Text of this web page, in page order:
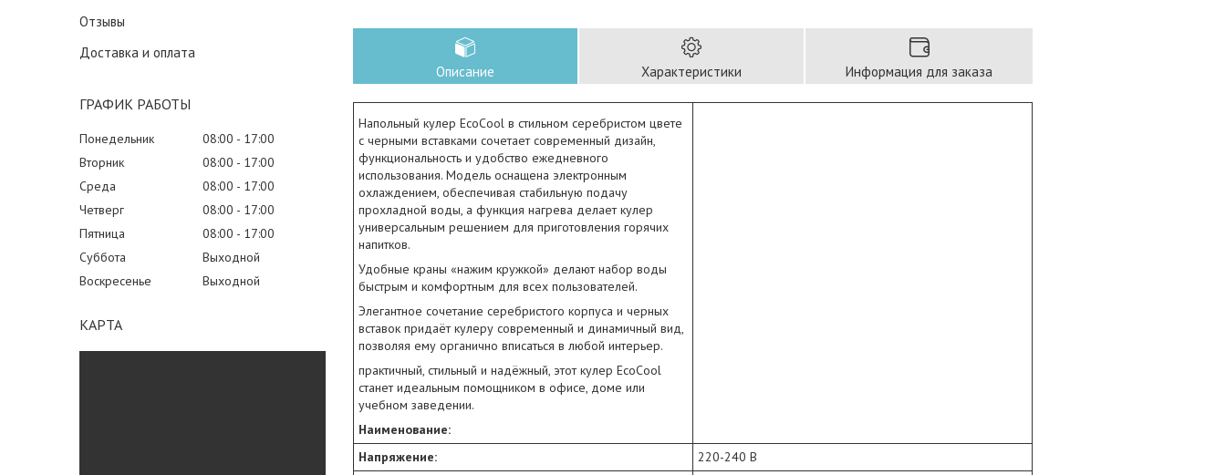
Отзывы
Доставка и оплата
ГРАФИК РАБОТЫ
Понедельник 08:00
17:00
Вторник
08:00
17:00
Среда
08:00
17:00
Четверг
08:00
17:00
Пятница
08:00
17:00
Суббота
Выходной
Воскресенье
Выходной
КАРТА
Описание Характеристики Информация для заказа
Напольный кулер EcoCool в стильном серебристом цвете
с черными вставками сочетает современный дизайн,
функциональность и удобство ежедневного
использования. Модель оснащена электронным
охлаждением, обеспечивая стабильную подачу
прохладной воды, а функция нагрева делает кулер
универсальным решением для приготовления горячих
напитков.
Удобные краны «нажим кружкой» делают набор воды
быстрым и комфортным для всех пользователей.
Элегантное сочетание серебристого корпуса и черных
вставок придаёт кулеру современный и динамичный вид,
позволяя ему органично вписаться в любой интерьер.
практичный, стильный и надёжный, этот кулер EcoCool
станет идеальным помощником в офисе, доме или
учебном заведении.
Наименование:
Напряжение:
220-240 В